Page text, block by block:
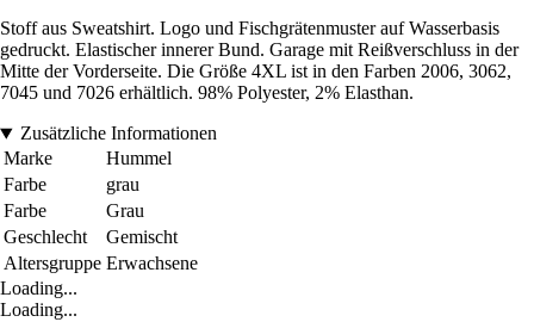
Stoff aus Sweatshirt. Logo und Fischgrätenmuster auf Wasserbasis
gedruckt. Elastischer innerer Bund. Garage mit Reißverschluss in der
Mitte der Vorderseite. Die Größe 4XL ist in den Farben 2006, 3062,
7045 und 7026 erhältlich. 98% Polyester, 2% Elasthan.
Zusätzliche Informationen
Marke
Hummel
Farbe
grau
Farbe
Grau
Geschlecht
Gemischt
Altersgruppe Erwachsene
Loading...
Loading...